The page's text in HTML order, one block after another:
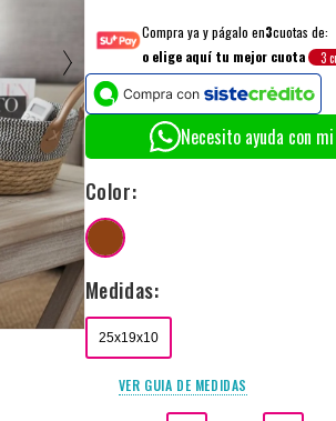
Compra ya y págalo en3cuotas de:
o elige aquí tu mejor cuota
Necesito ayuda con
Color:
Medidas:
25x19x10
VER GUIA DE MEDIDAS